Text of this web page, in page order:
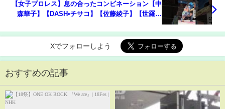
【女子プロレス】息の合ったコンビネーション【中
森華子】【DASH•チサコ】【佐藤綾子】【世羅り
Xでフォローしよう
おすすめの記事